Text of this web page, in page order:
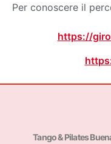
Per conoscere il
https://
Tango & Pilates